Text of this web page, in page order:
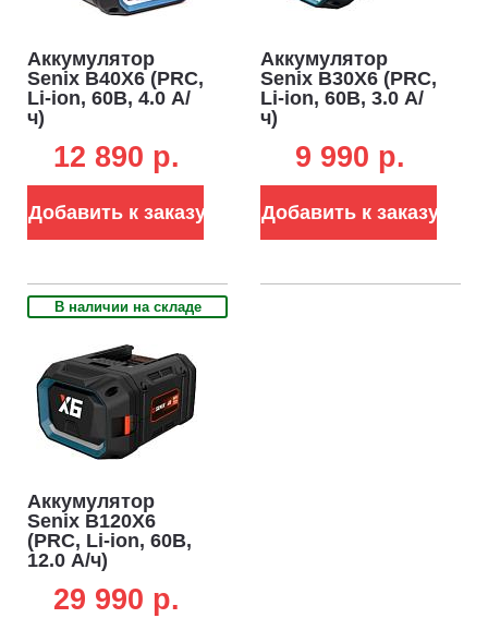
Аккумулятор
Senix B40X6 (PRC,
Li-ion, 60В, 4.0 А/
ч)
12 890 p.
Добавить к заказу
Аккумулятор
Senix B30X6 (PRC,
Li-ion, 60В, 3.0 А/
ч)
9 990 p.
Добавить к заказу
В наличии на складе
Аккумулятор
Senix B120X6
(PRC, Li-ion, 60В,
12.0 А/ч)
29 990 p.